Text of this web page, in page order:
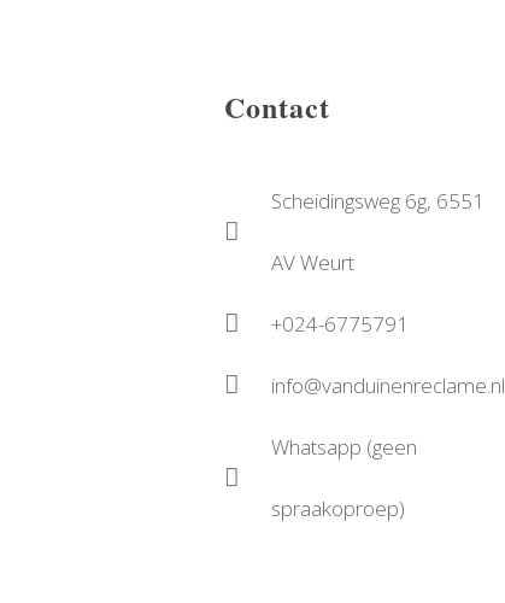
Contact
Scheidingsweg 6g, 6551
AV Weurt
+024-6775791
info@vanduinenreclame.nl
Whatsapp (geen
spraakoproep)